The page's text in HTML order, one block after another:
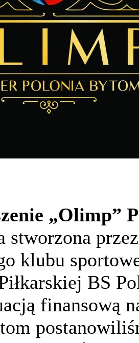
„Olimp”
stworzona
klubu
BS
finansową